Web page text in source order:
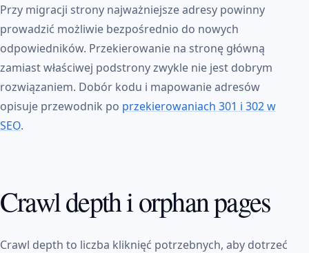
Przy migracji strony najważniejsze adresy powinny
prowadzić możliwie bezpośrednio do nowych
odpowiedników. Przekierowanie na stronę główną
zamiast właściwej podstrony zwykle nie jest dobrym
rozwiązaniem. Dobór kodu i mapowanie adresów
opisuje przewodnik po przekierowaniach 301 i 302 w
SEO.
Crawl depth i orphan pages
Crawl depth to liczba kliknięć potrzebnych, aby dotrzeć